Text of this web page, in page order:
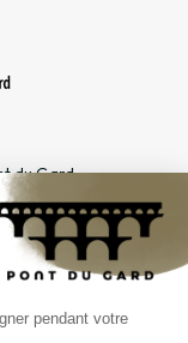
du Gard
DÉDIÉS